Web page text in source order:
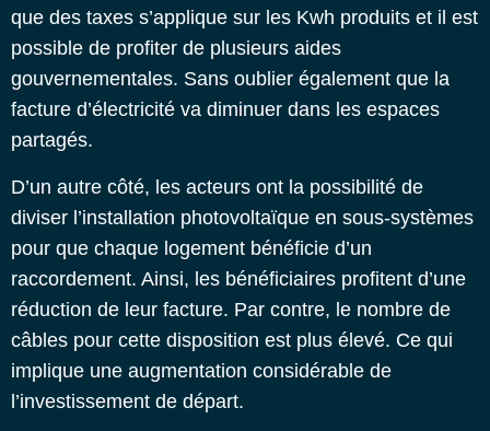
que des taxes s’applique sur les Kwh produits et il est
possible de profiter de plusieurs aides
gouvernementales. Sans oublier également que la
facture d’électricité va diminuer dans les espaces
partagés.
D’un autre côté, les acteurs ont la possibilité de
diviser l’installation photovoltaïque en sous-systèmes
pour que chaque logement bénéficie d’un
raccordement. Ainsi, les bénéficiaires profitent d’une
réduction de leur facture. Par contre, le nombre de
câbles pour cette disposition est plus élevé. Ce qui
implique une augmentation considérable de
l’investissement de départ.